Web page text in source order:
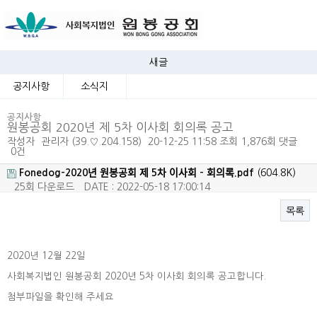
새글
공지사항 소식지
공지사항
원봉공회 2020년 제 5차 이사회 회의록 공고
작성자 관리자 (39.♡.204.158) 20-12-25 11:58 조회 1,876회 댓글
0건
Fonedog-2020년 원봉공회 제 5차 이사회 - 회의록.pdf (604.8K)
25회 다운로드
DATE : 2022-05-18 17:00:14
목록
2020년 12월 22일
사회복지법인 원봉공회 2020년 5차 이사회 회의록 공고합니다.
첨부파일을 확인해 주세요